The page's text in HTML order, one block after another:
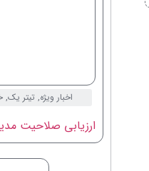
اخبار ویژه, تیتر یک,
ارزیابی صلاحیت